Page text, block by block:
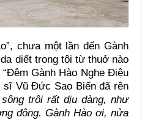
chưa một lần đến Gành
diết trong tôi từ thuở nào
Gành Hào Nghe Điệu
sĩ Vũ Đức Sao Biển đã rên
trôi rất dịu dàng, như
đông. Gành Hào ơi, nửa